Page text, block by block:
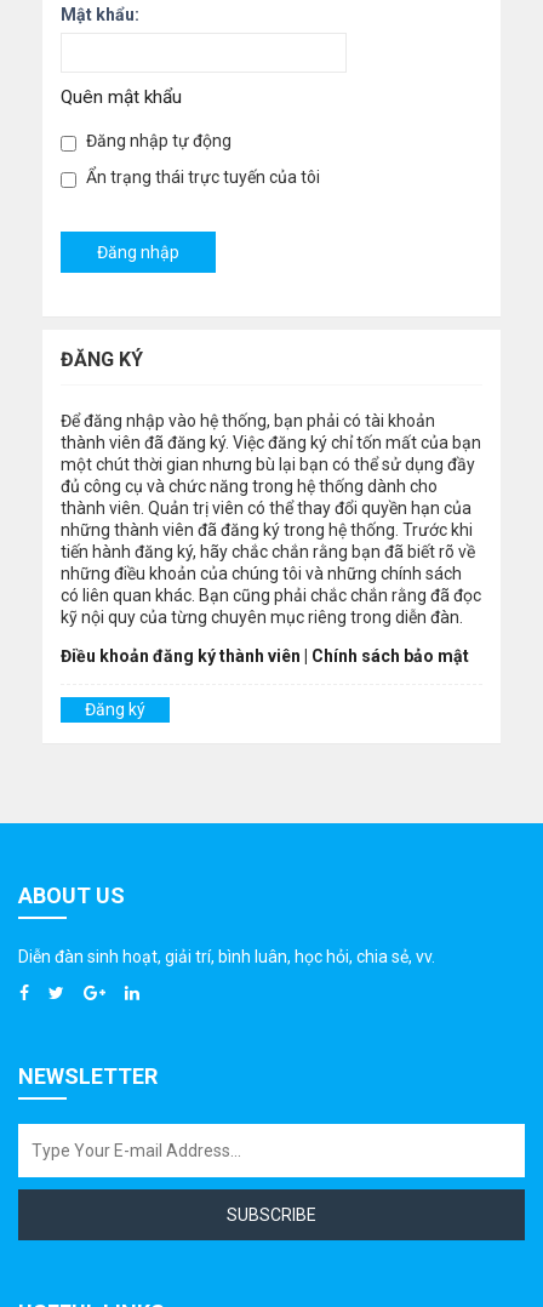
Mật khẩu:
Quên mật khẩu
Đăng nhập tự động
Ẩn trạng thái trực tuyến của tôi
ĐĂNG KÝ
Để đăng nhập vào hệ thống, bạn phải có tài khoản
thành viên đã đăng ký. Việc đăng ký chỉ tốn mất của bạn
một chút thời gian nhưng bù lại bạn có thể sử dụng đầy
đủ công cụ và chức năng trong hệ thống dành cho
thành viên. Quản trị viên có thể thay đổi quyền hạn của
những thành viên đã đăng ký trong hệ thống. Trước khi
tiến hành đăng ký, hãy chắc chắn rằng bạn đã biết rõ về
những điều khoản của chúng tôi và những chính sách
có liên quan khác. Bạn cũng phải chắc chắn rằng đã đọc
kỹ nội quy của từng chuyên mục riêng trong diễn đàn.
Điều khoản đăng ký thành viên
Chính sách bảo mật
Đăng ký
ABOUT US
Diễn đàn sinh hoạt, giải trí, bình luân, học hỏi, chia sẻ, vv.
NEWSLETTER
SUBSCRIBE